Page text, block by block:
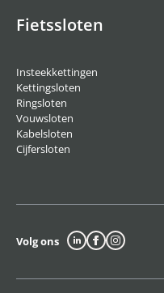
Fietssloten
Insteekkettingen
Kettingsloten
Ringsloten
Vouwsloten
Kabelsloten
Cijfersloten
Volg ons